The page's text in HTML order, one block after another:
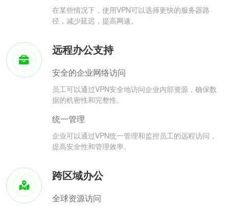
在某些情况下，使用VPN可以选择更快的服务器路
径，减少延迟，提高网速。
远程办公支持
安全的企业网络访问
员工可以通过VPN安全地访问企业内部资源，确保数
据的机密性和完整性。
统一管理
企业可以通过VPN统一管理和监控员工的远程访问，
提高安全性和管理效率。
跨区域办公
全球资源访问